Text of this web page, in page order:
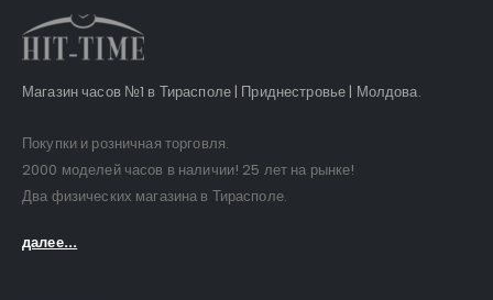
Магазин часов №1 в Тирасполе | Приднестровье | Молдова.
Покупки и розничная торговля.
2000 моделей часов в наличии! 25 лет на рынке!
Два физических магазина в Тирасполе.
далее...